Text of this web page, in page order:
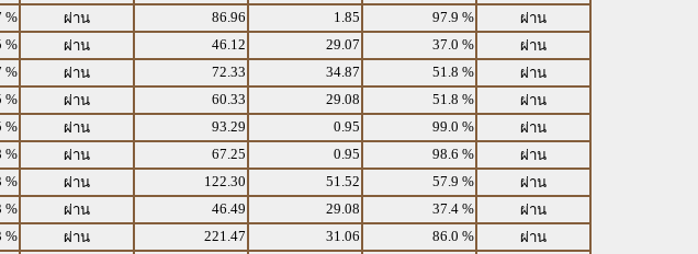
% ผ่าน 86.96 1.85 97.9 %
ผ่าน
% ผ่าน 46.12 29.07 37.0 %
ผ่าน
% ผ่าน 72.33 34.87 51.8 %
ผ่าน
% ผ่าน 60.33 29.08 51.8 %
ผ่าน
% ผ่าน 93.29 0.95 99.0 %
ผ่าน
% ผ่าน 67.25 0.95 98.6 %
ผ่าน
% ผ่าน 122.30 51.52 57.9 %
ผ่าน
% ผ่าน 46.49 29.08 37.4 %
ผ่าน
% ผ่าน 221.47 31.06 86.0 %
ผ่าน